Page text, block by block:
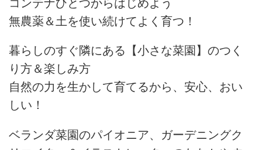
コンテナひとつからはじめよう
無農薬＆土を使い続けてよく育つ！
暮らしのすぐ隣にある【小さな菜園】のつく
り方＆楽しみ方
自然の力を生かして育てるから、安心、おい
しい！
ベランダ菜園のパイオニア、ガーデニングク